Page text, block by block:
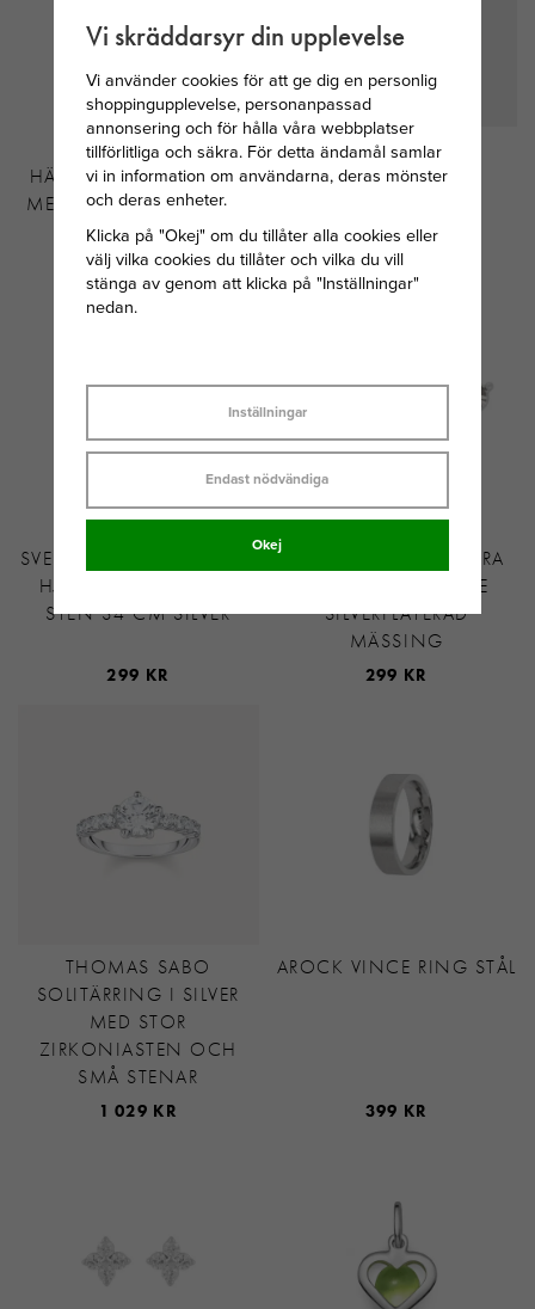
SVEDBOM
HÄNGSMYCKE I SILVER
MED JUNI MÅNADSTEN
MÅNSTEN
149 KR
SKULTUNA LÄDER
ARMBAND 6MM -
1 000 KR
SVEDBOM MÅNADSSTEN
HJÄRTA MAJ / GRÖN
STEN 34 CM SILVER
299 KR
SNÖ OF SWEDEN EIRA
CRYSTAL ÖRHÄNGE
SILVERPLÄTERAD
MÄSSING
299 KR
THOMAS SABO
SOLITÄRRING I SILVER
MED STOR
ZIRKONIASTEN OCH
SMÅ STENAR
1 029 KR
AROCK VINCE RING STÅL
399 KR
Vi skräddarsyr din upplevelse
Vi använder cookies för att ge dig en personlig
shoppingupplevelse, personanpassad
annonsering och för hålla våra webbplatser
tillförlitliga och säkra. För detta ändamål samlar
vi in information om användarna, deras mönster
och deras enheter.
Klicka på "Okej" om du tillåter alla cookies eller
välj vilka cookies du tillåter och vilka du vill
stänga av genom att klicka på "Inställningar"
nedan.
Inställningar
Endast nödvändiga
Okej